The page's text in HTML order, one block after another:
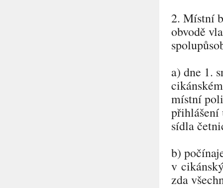
2. Místní
obvodě
a) dne 1.
místní
přihlášení
sídla
b)
v
zda